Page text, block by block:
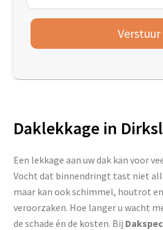
Verstuur
Daklekkage in
Een lekkage aan uw dak kan voor
Vocht dat binnendringt tast niet
maar kan ook schimmel, houtrot
veroorzaken. Hoe langer u wacht
de schade én de kosten. Bij